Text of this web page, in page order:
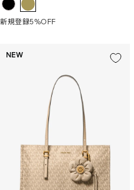
ル
格
新規登録5%OFF
NEW